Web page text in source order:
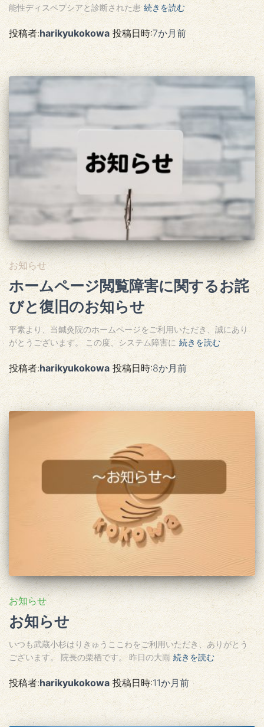
能性ディスペプシアと診断された患 続きを読む
投稿者:harikyukokowa投稿日時:7か月前
お知らせ
ホームページ閲覧障害に関するお詫
びと復旧のお知らせ
平素より、当鍼灸院のホームページをご利用いただき、誠にあり
がとうございます。 この度、システム障害に 続きを読む
投稿者:harikyukokowa 投稿日時:8か月前
お知らせ
お知らせ
いつも武蔵小杉はりきゅうここわをご利用いただき、ありがとう
ございます。 院長の栗栖です。 昨日の大雨 続きを読む
投稿者:harikyukokowa投稿日時:11か月前